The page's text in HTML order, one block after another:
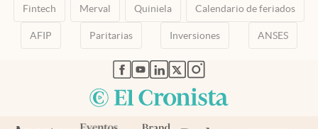
Fintech Merval Quiniela Calendario de feriados
AFIP Paritarias Inversiones ANSES
abre en nueva pestaña
abre en nueva pestaña
abre en nueva pestaña
abre en nueva pestaña
abre en nueva pestaña